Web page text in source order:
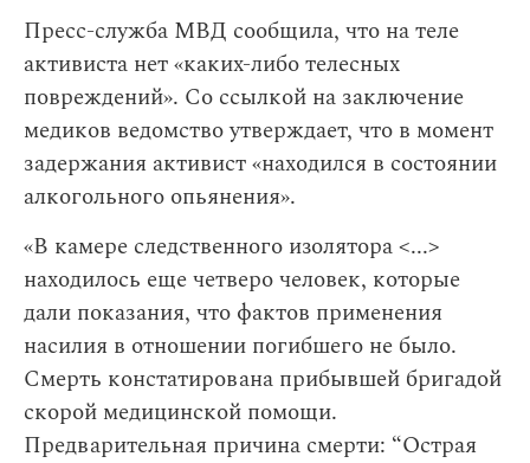
Пресс-служба МВД сообщила, что на теле
активиста нет «каких-либо телесных
повреждений». Cо ссылкой на заключение
медиков ведомство утверждает, что в момент
задержания активист «находился в состоянии
алкогольного опьянения».
«В камере следственного изолятора <...>
находилось еще четверо человек, которые
дали показания, что фактов применения
насилия в отношении погибшего не было.
Смерть констатирована прибывшей бригадой
скорой медицинской помощи.
Предварительная причина смерти: “Острая